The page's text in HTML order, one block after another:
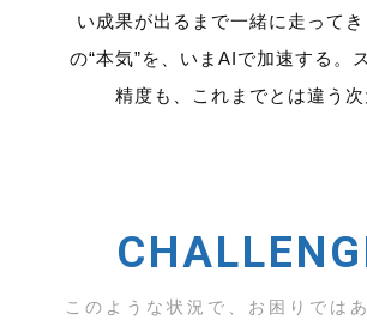
い 成果が出るまで一緒に走ってき
の“本気”を、いまAIで加速する。
精度も、これまでとは違う次
このような状況で、お困りでは